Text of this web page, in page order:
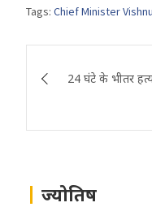
Tags: Chief Minister
24 घंटे के भीतर
ज्योतिष